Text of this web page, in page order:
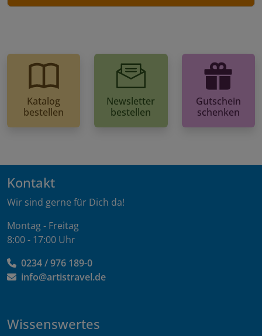
Katalog
bestellen
Newsletter
bestellen
Gutschein
schenken
Kontakt
Wir sind gerne für Dich da!
Montag - Freitag
8:00 - 17:00 Uhr
0234 / 976 189-0
info@artistravel.de
Wissenswertes